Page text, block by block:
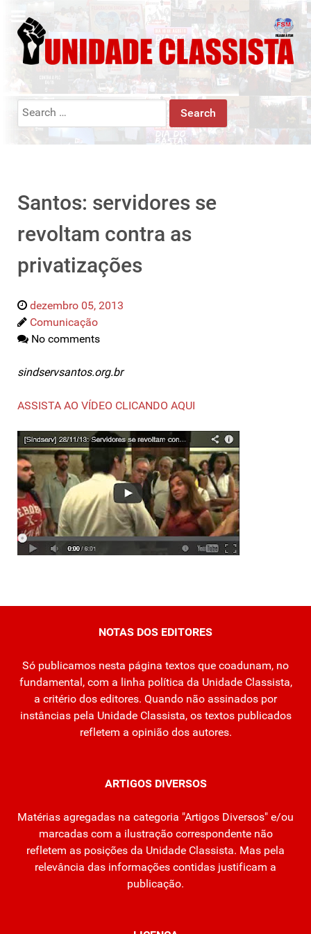
Search
Santos: servidores se
revoltam contra as
privatizações
dezembro 05, 2013
Comunicação
No comments
sindservsantos.org.br
ASSISTA AO VÍDEO CLICANDO AQUI
NOTAS DOS EDITORES
Só publicamos nesta página textos que coadunam, no
fundamental, com a linha política da Unidade Classista,
a critério dos editores. Quando não assinados por
instâncias pela Unidade Classista, os textos publicados
refletem a opinião dos autores.
ARTIGOS DIVERSOS
Matérias agregadas na categoria "Artigos Diversos" e/ou
marcadas com a ilustração correspondente não
refletem as posições da Unidade Classista. Mas pela
relevância das informações contidas justificam a
publicação.